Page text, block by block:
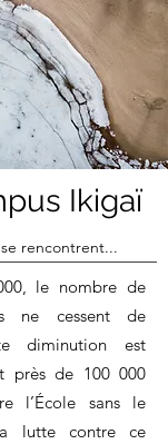
Ikigaï
rencontrent...
le nombre de
ne cessent de
diminution est
près de 100 000
l’École sans le
lutte contre ce